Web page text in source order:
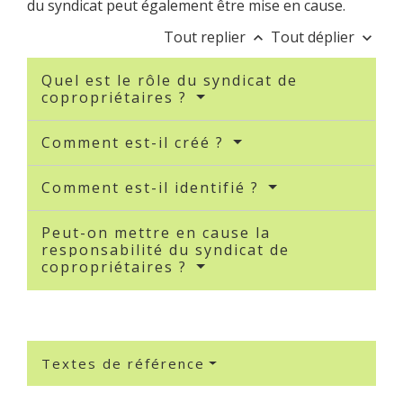
du syndicat peut également être mise en cause.
Tout replier keyboard_arrow_up Tout déplier keyboard_arrow_down
Quel est le rôle du syndicat de
copropriétaires ?
Comment est-il créé ?
Comment est-il identifié ?
Peut-on mettre en cause la
responsabilité du syndicat de
copropriétaires ?
Textes de référence